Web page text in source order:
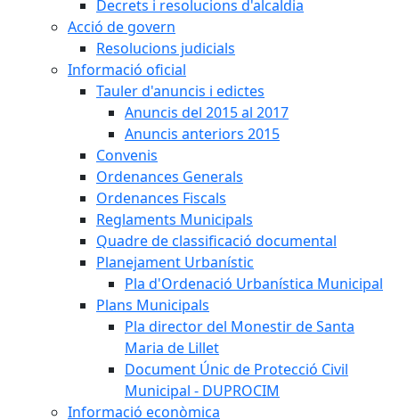
Decrets i resolucions d'alcaldia
Acció de govern
Resolucions judicials
Informació oficial
Tauler d'anuncis i edictes
Anuncis del 2015 al 2017
Anuncis anteriors 2015
Convenis
Ordenances Generals
Ordenances Fiscals
Reglaments Municipals
Quadre de classificació documental
Planejament Urbanístic
Pla d'Ordenació Urbanística Municipal
Plans Municipals
Pla director del Monestir de Santa
Maria de Lillet
Document Únic de Protecció Civil
Municipal - DUPROCIM
Informació econòmica